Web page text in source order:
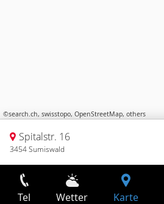
©search.ch, swisstopo, OpenStreetMap, others
Spitalstr. 16
3454 Sumiswald
Tel Wetter Karte